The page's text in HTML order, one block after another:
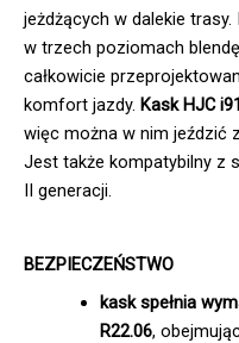
jeżdżących w dalekie
w trzech poziomach
całkowicie
komfort jazdy. Kask HJC i91
więc można w nim jeździć
Jest także kompatybilny z
II generacji.
BEZPIECZEŃSTWO
kask spełnia
R22.06,